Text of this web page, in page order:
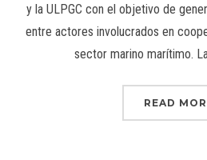
y la ULPGC con el objetivo de
entre actores involucrados en
sector marino marítimo.
READ